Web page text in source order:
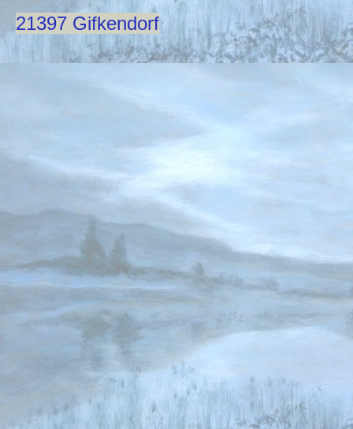
21397 Gifkendorf